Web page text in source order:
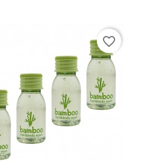
favorite_border